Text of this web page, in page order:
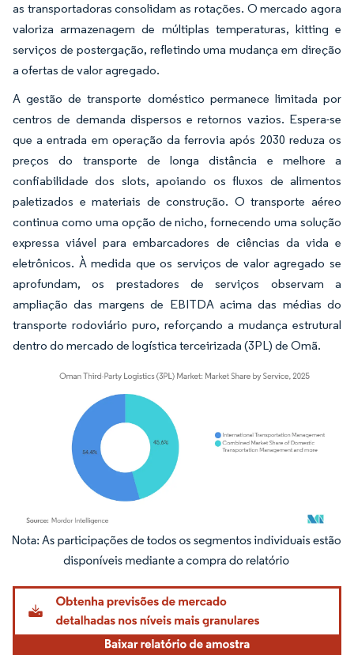
as transportadoras consolidam as rotações. O mercado agora
valoriza armazenagem de múltiplas temperaturas, kitting e
serviços de postergação, refletindo uma mudança em direção
a ofertas de valor agregado.
A gestão de transporte doméstico permanece limitada por
centros de demanda dispersos e retornos vazios. Espera-se
que a entrada em operação da ferrovia após 2030 reduza os
preços do transporte de longa distância e melhore a
confiabilidade dos slots, apoiando os fluxos de alimentos
paletizados e materiais de construção. O transporte aéreo
continua como uma opção de nicho, fornecendo uma solução
expressa viável para embarcadores de ciências da vida e
eletrônicos. À medida que os serviços de valor agregado se
aprofundam, os prestadores de serviços observam a
ampliação das margens de EBITDA acima das médias do
transporte rodoviário puro, reforçando a mudança estrutural
dentro do mercado de logística terceirizada (3PL) de Omã.
Imagem © Mordor Intelligence. O reuso requer atribuição conforme CC BY 4.0.